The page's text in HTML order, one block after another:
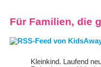
Für Familien, die
Kleinkind. Laufend